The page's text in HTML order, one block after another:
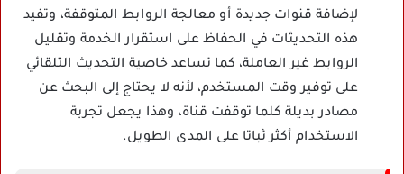
لإضافة قنوات جديدة أو معالجة الروابط المتوقفة، وتفيد
هذه التحديثات في الحفاظ على استقرار الخدمة وتقليل
الروابط غير العاملة، كما تساعد خاصية التحديث التلقائي
على توفير وقت المستخدم، لأنه لا يحتاج إلى البحث عن
مصادر بديلة كلما توقفت قناة، وهذا يجعل تجربة
الاستخدام أكثر ثباتا على المدى الطويل.